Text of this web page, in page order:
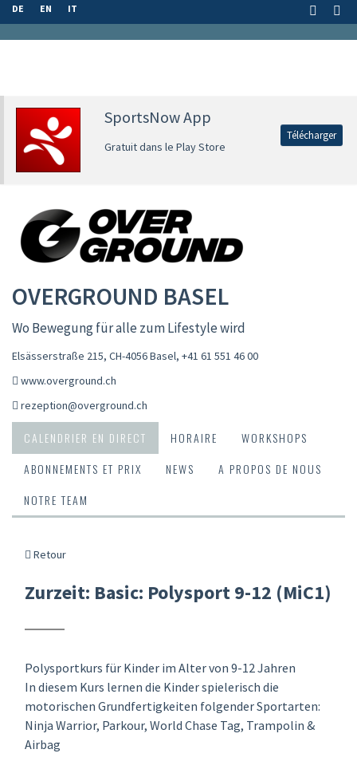
DE EN IT
SportsNow App
Gratuit dans le Play Store
Télécharger
OVERGROUND BASEL
Wo Bewegung für alle zum Lifestyle wird
Elsässerstraße 215, CH-4056 Basel, +41 61 551 46 00
www.overground.ch
rezeption@overground.ch
CALENDRIER EN DIRECT HORAIRE
WORKSHOPS
ABONNEMENTS ET PRIX
NEWS
A PROPOS DE NOUS
NOTRE TEAM
Retour
Zurzeit: Basic: Polysport 9-12 (MiC1)
Polysportkurs für Kinder im Alter von 9-12 Jahren
In diesem Kurs lernen die Kinder spielerisch die
motorischen Grundfertigkeiten folgender Sportarten:
Ninja Warrior, Parkour, World Chase Tag, Trampolin &
Airbag